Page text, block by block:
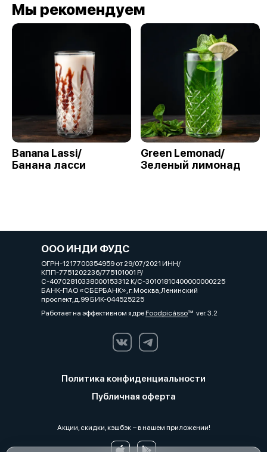
Мы рекомендуем
Banana Lassi/
Банана ласси
Green Lemonad/
Зеленый лимонад
ООО ИНДИ ФУДС
ОГРН-1217700354959 от 29/07/2021 ИНН/
КПП-7751202236/775101001 Р/
С-40702810338000153312 К/С-30101810400000000225
БАНК-ПАО «СБЕРБАНК», г. Москва,Ленинский
проспект,д.99 БИК-044525225
Работает на эффективном ядреFoodpicássover. 3.2
Политика конфиденциальности
Публичная оферта
Акции, скидки, кэшбэк − в нашем приложении!